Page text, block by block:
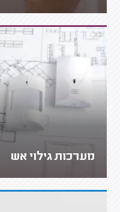
מערכות גילוי אש